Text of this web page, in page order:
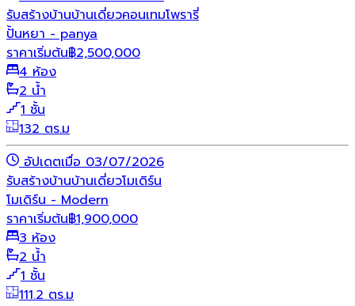
รับสร้างบ้านบ้านเดี่ยวคอนเทมโพรารี่
ปั้นหยา - panya
ราคาเริ่มต้น฿2,500,000
4 ห้อง
2 น้ำ
1 ชั้น
132 ตร.ม
อัปเดตเมื่อ 03/07/2026
รับสร้างบ้านบ้านเดี่ยวโมเดิร์น
โมเดิร์น - Modern
ราคาเริ่มต้น฿1,900,000
3 ห้อง
2 น้ำ
1 ชั้น
111.2 ตร.ม